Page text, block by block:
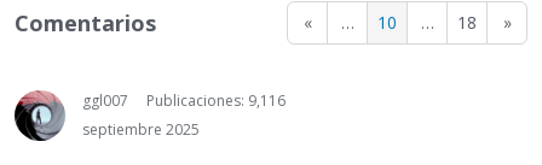
u
« … 10 … 18 »
Comentarios
ggl007
Publicaciones: 9,116
septiembre 2025